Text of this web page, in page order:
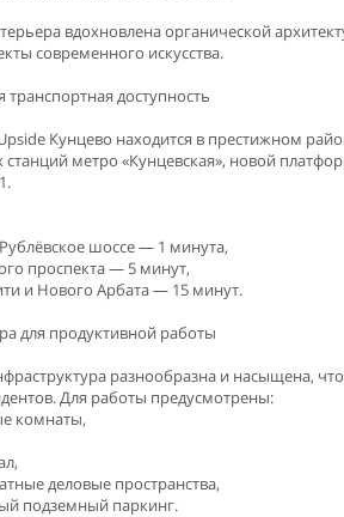
вдохновлена органической
современного искусства.
доступность
Кунцево находится в престижном
станций метро «Кунцевская», новой
Рублёвское шоссе — 1 минута,
проспекта — 5 минут,
и Нового Арбата — 15 минут.
для продуктивной работы
разнообразна и насыщена,
Для работы предусмотрены:
комнаты,
деловые пространства,
подземный паркинг.